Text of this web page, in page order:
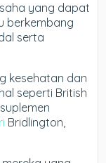
yang dapat
berkembang
serta
kesehatan dan
seperti British
Bridlington,